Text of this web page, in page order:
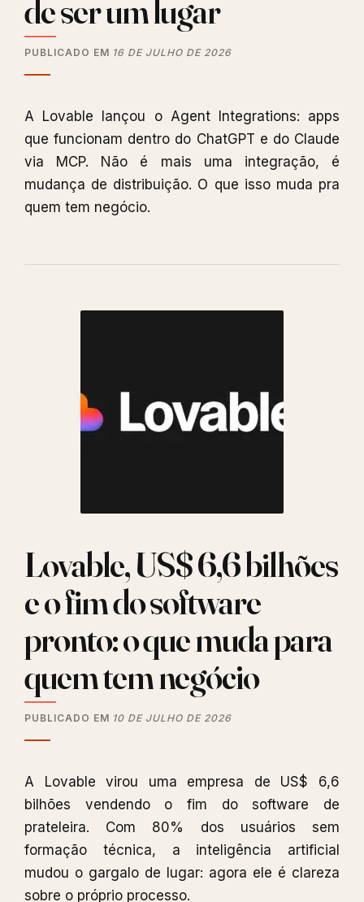
de ser um lugar
PUBLICADO EM 16 DE JULHO DE 2026
A Lovable lançou o Agent Integrations: apps
que funcionam dentro do ChatGPT e do Claude
via MCP. Não é mais uma integração, é
mudança de distribuição. O que isso muda pra
quem tem negócio.
Lovable, US$ 6,6 bilhões
e o fim do software
pronto: o que muda para
quem tem negócio
PUBLICADO EM 10 DE JULHO DE 2026
A Lovable virou uma empresa de US$ 6,6
bilhões vendendo o fim do software de
prateleira. Com 80% dos usuários sem
formação técnica, a inteligência artificial
mudou o gargalo de lugar: agora ele é clareza
sobre o próprio processo.